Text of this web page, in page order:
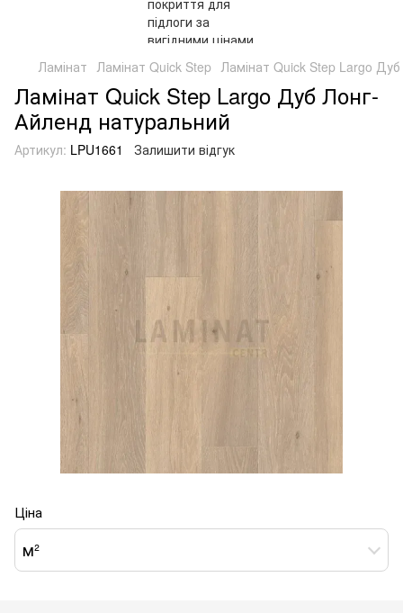
Ламінат Ламінат Quick Step Ламінат Quick Step Largo
Ламінат Quick Step Largo Дуб Лонг-
Айленд натуральний
Артикул: LPU1661 Залишити відгук
Ціна
м²